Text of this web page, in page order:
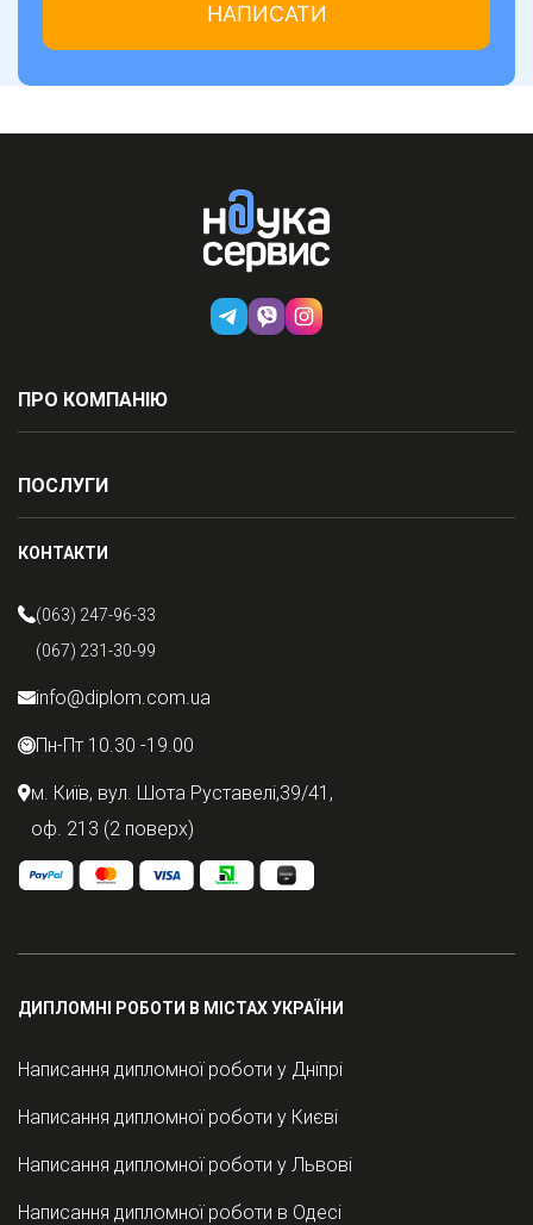
НАПИСАТИ
ПРО КОМПАНІЮ
ПОСЛУГИ
КОНТАКТИ
(063) 247-96-33
(067) 231-30-99
info@diplom.com.ua
Пн-Пт 10.30 -19.00
м. Київ, вул. Шота Руставелі,39/41,
оф. 213 (2 поверх)
ДИПЛОМНІ РОБОТИ В МІСТАХ УКРАЇНИ
Написання дипломної роботи у Дніпрі
Написання дипломної роботи у Києві
Написання дипломної роботи у Львові
Написання дипломної роботи в Одесі